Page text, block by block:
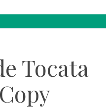
Tocata